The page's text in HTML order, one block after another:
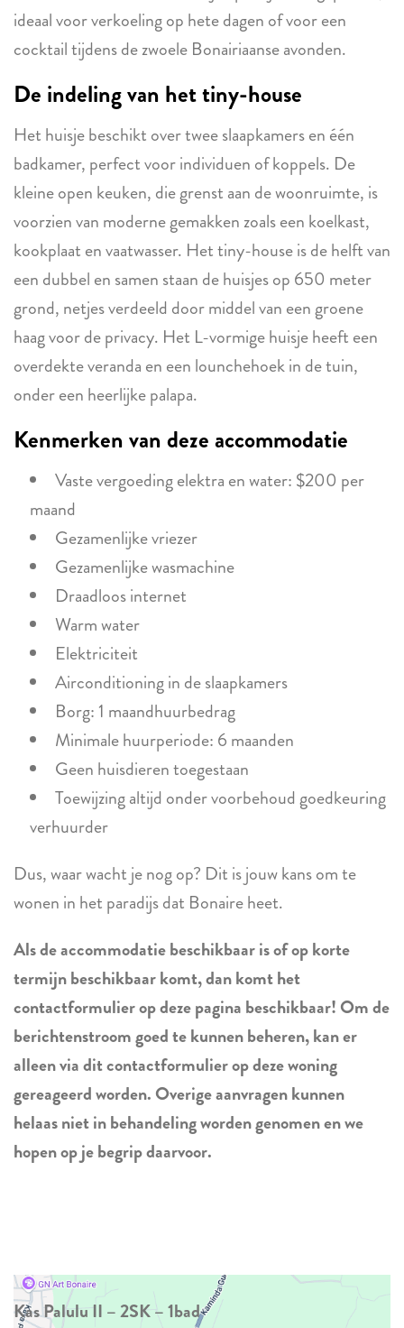
ideaal voor verkoeling op hete dagen of voor een
cocktail tijdens de zwoele Bonairiaanse avonden.
De indeling van het tiny-house
Het huisje beschikt over twee slaapkamers en één
badkamer, perfect voor individuen of koppels. De
kleine open keuken, die grenst aan de woonruimte, is
voorzien van moderne gemakken zoals een koelkast,
kookplaat en vaatwasser. Het tiny-house is de helft van
een dubbel en samen staan de huisjes op 650 meter
grond, netjes verdeeld door middel van een groene
haag voor de privacy. Het L-vormige huisje heeft een
overdekte veranda en een lounchehoek in de tuin,
onder een heerlijke palapa.
Kenmerken van deze accommodatie
Vaste vergoeding elektra en water: $200 per
maand
Gezamenlijke vriezer
Gezamenlijke wasmachine
Draadloos internet
Warm water
Elektriciteit
Airconditioning in de slaapkamers
Borg: 1 maandhuurbedrag
Minimale huurperiode: 6 maanden
Geen huisdieren toegestaan
Toewijzing altijd onder voorbehoud goedkeuring
verhuurder
Dus, waar wacht je nog op? Dit is jouw kans om te
wonen in het paradijs dat Bonaire heet.
Als de accommodatie beschikbaar is of op korte
termijn beschikbaar komt, dan komt het
contactformulier op deze pagina beschikbaar! Om de
berichtenstroom goed te kunnen beheren, kan er
alleen via dit contactformulier op deze woning
gereageerd worden. Overige aanvragen kunnen
helaas niet in behandeling worden genomen en we
hopen op je begrip daarvoor.
Kas Palulu II – 2SK – 1bad